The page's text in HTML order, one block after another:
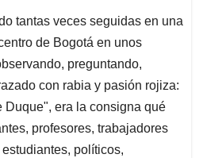
tantas veces seguidas en una
de Bogotá en unos
preguntando,
con rabia y pasión rojiza:
Duque", era la consigna qué
profesores, trabajadores
políticos,